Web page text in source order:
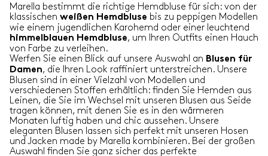
Marella bestimmt die richtige Hemdbluse für sich: von der
klassischen weißen Hemdbluse bis zu peppigen Modellen
wie einem jugendlichen Karohemd oder einer leuchtend
himmelblauen Hemdbluse, um Ihren Outfits einen Hauch
von Farbe zu verleihen.
Werfen Sie einen Blick auf unsere Auswahl an Blusen für
Damen, die Ihren Look raffiniert unterstreichen. Unsere
Blusen sind in einer Vielzahl von Modellen und
verschiedenen Stoffen erhältlich: finden Sie Hemden aus
Leinen, die Sie im Wechsel mit unseren Blusen aus Seide
tragen können, mit denen Sie es in den wärmeren
Monaten luftig haben und chic aussehen. Unsere
eleganten Blusen lassen sich perfekt mit unseren Hosen
und Jacken made by Marella kombinieren. Bei der großen
Auswahl finden Sie ganz sicher das perfekte